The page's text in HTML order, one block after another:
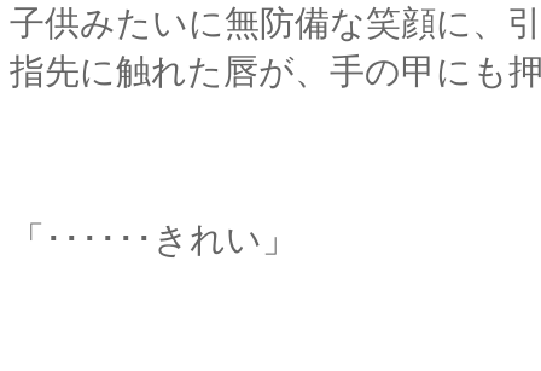
子供みたいに無防備な笑顔に、
指先に触れた唇が、手の甲にも
「･･････きれい」